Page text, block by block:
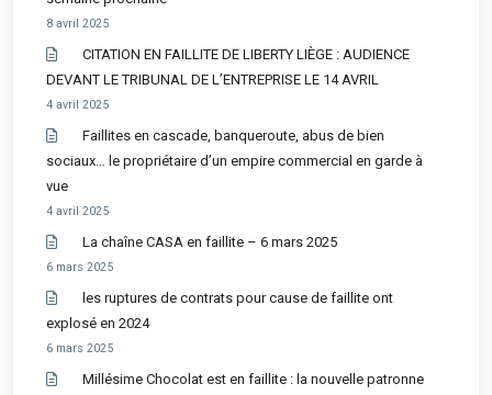
8 avril 2025
CITATION EN FAILLITE DE LIBERTY LIÈGE : AUDIENCE
DEVANT LE TRIBUNAL DE L’ENTREPRISE LE 14 AVRIL
4 avril 2025
Faillites en cascade, banqueroute, abus de bien
sociaux… le propriétaire d’un empire commercial en garde à
vue
4 avril 2025
La chaîne CASA en faillite – 6 mars 2025
6 mars 2025
les ruptures de contrats pour cause de faillite ont
explosé en 2024
6 mars 2025
Millésime Chocolat est en faillite : la nouvelle patronne